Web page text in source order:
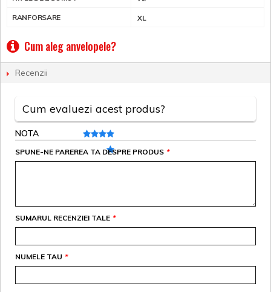
RANFORSARE XL
Cum aleg anvelopele?
Recenzii
Cum evaluezi acest produs?
NOTA
*
SPUNE-NE PAREREA TA DESPRE PRODUS
*
SUMARUL RECENZIEI TALE
*
NUMELE TAU